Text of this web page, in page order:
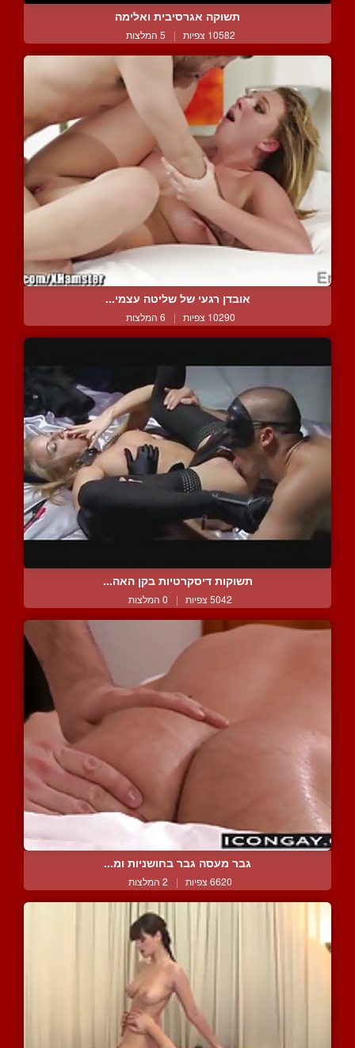
תשוקה אגרסיבית ואלימה
10582 צפיות | 5 המלצות
אובדן רגעי של שליטה עצמי...
10290 צפיות | 6 המלצות
תשוקות דיסקרטיות בקן האה...
5042 צפיות | 0 המלצות
גבר מעסה גבר בחושניות ומ...
6620 צפיות | 2 המלצות